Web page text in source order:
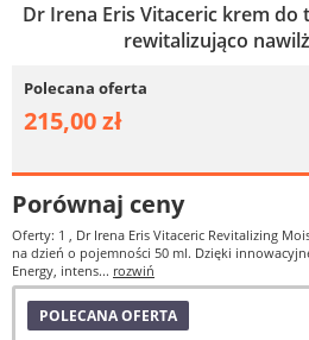
Dr Irena Eris Vitaceric krem do
rewitalizująco
Polecana oferta
215,00 zł
Porównaj ceny
Oferty: 1 , Dr Irena Eris Vitaceric Revitalizing
na dzień o pojemności 50 ml. Dzięki
Energy, intens... rozwiń
POLECANA OFERTA